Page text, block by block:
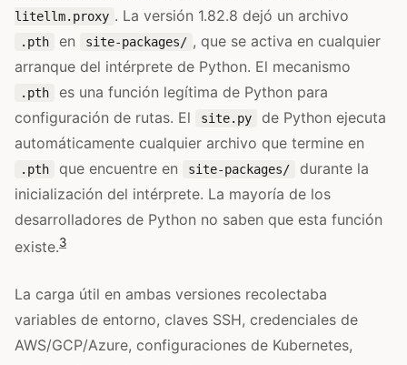
litellm.proxy . La versión 1.82.8 dejó un archivo
.pth en site-packages/ , que se activa en cualquier
arranque del intérprete de Python. El mecanismo
.pth
es una función legítima de Python para
configuración de rutas. El
site.py
de Python ejecuta
automáticamente cualquier archivo que termine en
.pth que encuentre en site-packages/
durante la
inicialización del intérprete. La mayoría de los
desarrolladores de Python no saben que esta función
existe.3
La carga útil en ambas versiones recolectaba
variables de entorno, claves SSH, credenciales de
AWS/GCP/Azure, configuraciones de Kubernetes,